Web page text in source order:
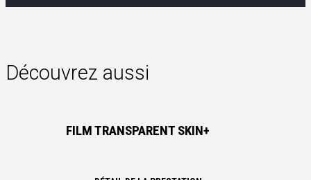
Découvrez aussi
FILM TRANSPARENT SKIN+